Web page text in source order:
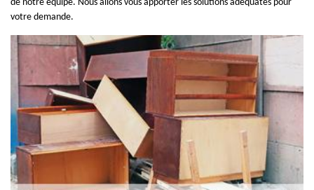
de notre équipe. Nous allons vous apporter les solutions adéquates pour
votre demande.